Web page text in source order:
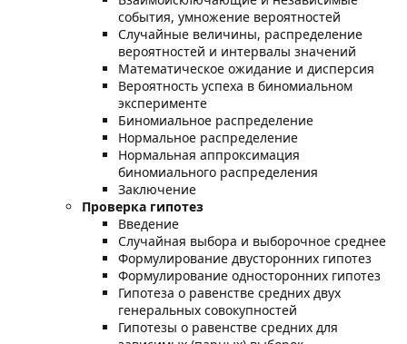
события, умножение вероятностей
Случайные величины, распределение
вероятностей и интервалы значений
Математическое ожидание и дисперсия
Вероятность успеха в биномиальном
эксперименте
Биномиальное распределение
Нормальное распределение
Нормальная аппроксимация
биномиального распределения
Заключение
Проверка гипотез
Введение
Случайная выбора и выборочное среднее
Формулирование двусторонних гипотез
Формулирование односторонних гипотез
Гипотеза о равенстве средних двух
генеральных совокупностей
Гипотезы о равенстве средних для